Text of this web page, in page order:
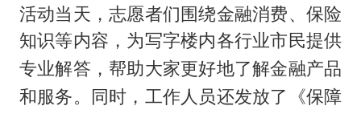
三警齐发！多地10级以上雷暴大风
乐享全民健身 共筑健康中国
活动当天，志愿者们围绕金融消费、保险
知识等内容，为写字楼内各行业市民提供
专业解答，帮助大家更好地了解金融产品
和服务。同时，工作人员还发放了《保障